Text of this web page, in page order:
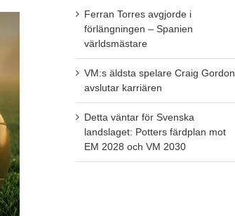
Ferran Torres avgjorde i
förlängningen – Spanien
världsmästare
VM:s äldsta spelare Craig Gordon
avslutar karriären
Detta väntar för Svenska
landslaget: Potters färdplan mot
EM 2028 och VM 2030